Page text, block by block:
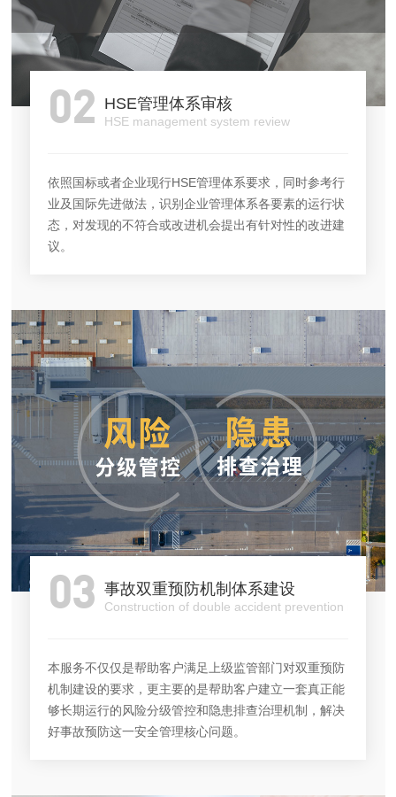
02 HSE管理体系审核
HSE management system review
依照国标或者企业现行HSE管理体系要求，同时参考行
业及国际先进做法，识别企业管理体系各要素的运行状
态，对发现的不符合或改进机会提出有针对性的改进建
议。
03 事故双重预防机制体系建设
Construction of double accident prevention
本服务不仅仅是帮助客户满足上级监管部门对双重预防
机制建设的要求，更主要的是帮助客户建立一套真正能
够长期运行的风险分级管控和隐患排查治理机制，解决
好事故预防这一安全管理核心问题。